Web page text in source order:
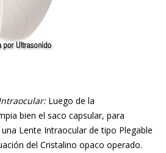
Luego de la
bien el saco capsular, para
Lente Intraocular de tipo Plegable
del Cristalino opaco operado.